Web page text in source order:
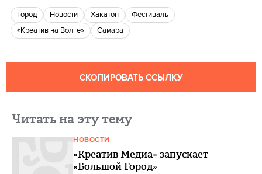
город новости Хакатон
фестиваль
«Креатив на Волге»
Самара
СКОПИРОВАТЬ ССЫЛКУ
Читать на эту тему
НОВОСТИ
«Креатив Медиа» запускает
«Большой Город»